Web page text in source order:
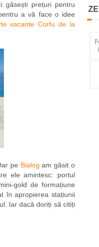
găsești prețuri pentru
a vă face o idee
vacante Corfu de la
pe Bialog am găsit o
ele amintesc: portul
gold de formațiune
în apropierea stațiunii
Iar dacă doriți să citiți